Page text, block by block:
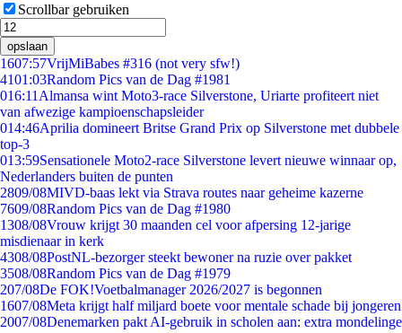
Scrollbar gebruiken
opslaan
1607:57VrijMiBabes #316 (not very sfw!)
4101:03Random Pics van de Dag #1981
016:11 Almansa wint Moto3-race Silverstone, Uriarte profiteert niet
van afwezige kampioenschapsleider
014:46Aprilia domineert Britse Grand Prix op Silverstone met dubbele
top-3
013:59Sensationele Moto2-race Silverstone levert nieuwe winnaar op,
Nederlanders buiten de punten
2809/08MIVD-baas lekt via Strava routes naar geheime kazerne
7609/08Random Pics van de Dag #1980
1308/08Vrouw krijgt 30 maanden cel voor afpersing 12-jarige
misdienaar in kerk
4308/08PostNL-bezorger steekt bewoner na ruzie over pakket
3508/08Random Pics van de Dag #1979
207/08De FOK!Voetbalmanager 2026/2027 is begonnen
1607/08Meta krijgt half miljard boete voor mentale schade bij jongeren
2007/08Denemarken pakt AI-gebruik in scholen aan: extra mondelinge